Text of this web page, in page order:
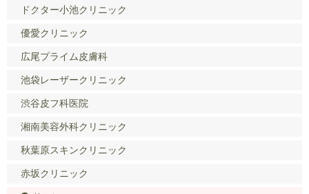
ドクター小池クリニック
優愛クリニック
広尾プライム皮膚科
池袋レーザークリニック
渋谷皮フ科医院
湘南美容外科クリニック
秋葉原スキンクリニック
赤坂クリニック